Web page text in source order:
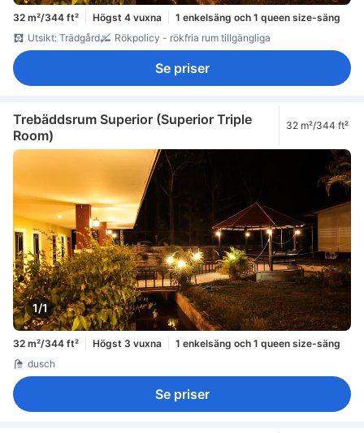
32 m²/344 ft² Högst 4 vuxna
1 enkelsäng och 1 queen size-säng
Utsikt: Trädgård
Rökpolicy - rökfria rum tillgängliga
Se priser
Trebäddsrum Superior (Superior Triple
Room)
32 m²/344 ft²
1/1
32 m²/344 ft² Högst 3 vuxna
1 enkelsäng och 1 queen size-säng
dusch
Se priser